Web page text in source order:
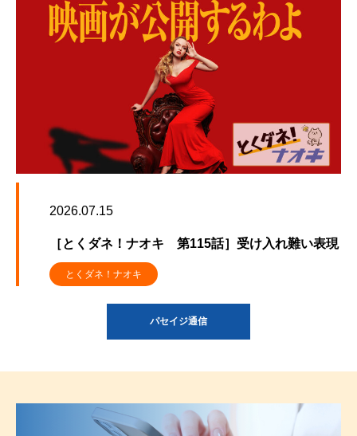
2026.07.15
［とくダネ！ナオキ 第115話］受け入れ難い表現
とくダネ！ナオキ
パセイジ通信